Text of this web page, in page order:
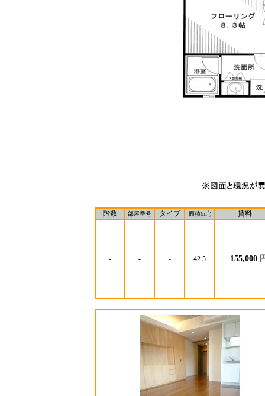
階数 部屋番号 タイプ 面積(m2) 賃料
- - - 42.5 155,000